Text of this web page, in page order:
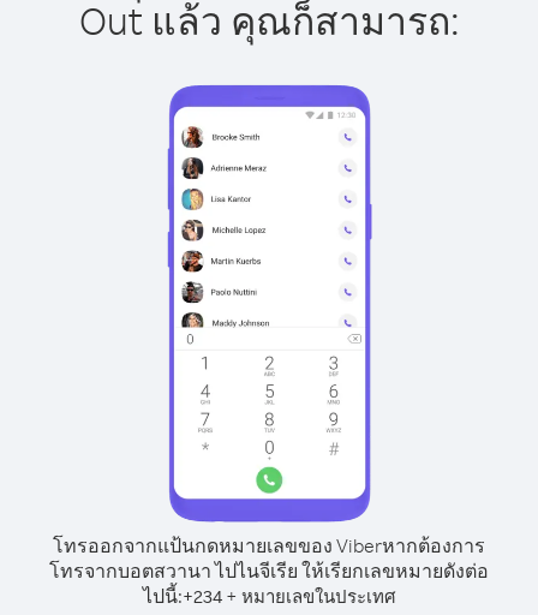
Out แล้ว คุณก็สามารถ:
โทรออกจากแป้นกดหมายเลขของ Viberหากต้องการ
โทรจากบอตสวานา ไปไนจีเรีย ให้เรียกเลขหมายดังต่อ
ไปนี้:+234+ หมายเลขในประเทศ